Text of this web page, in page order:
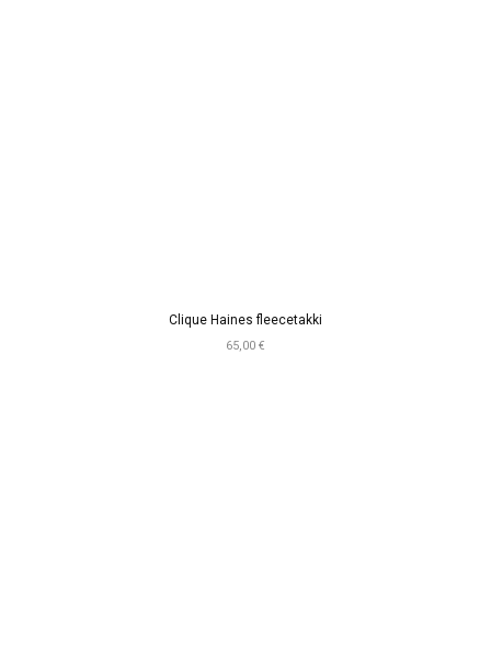
Clique Haines fleecetakki
65,00 €